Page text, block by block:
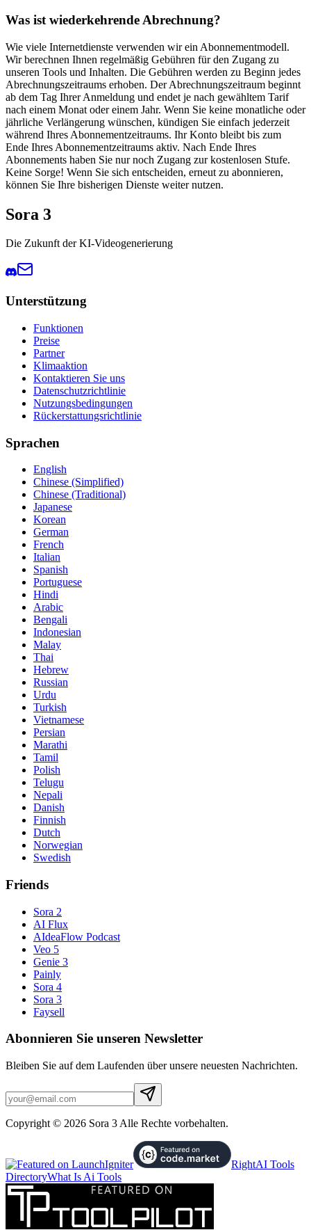
Was ist wiederkehrende Abrechnung?
Wie viele Internetdienste verwenden wir ein Abonnementmodell.
Wir berechnen Ihnen regelmäßig Gebühren für den Zugang zu
unseren Tools und Inhalten. Die Gebühren werden zu Beginn jedes
Abrechnungszeitraums erhoben. Der Abrechnungszeitraum beginnt
ab dem Tag Ihrer Anmeldung und endet je nach gewähltem Tarif
nach einem Monat oder einem Jahr. Wenn Sie keine monatliche oder
jährliche Verlängerung wünschen, kündigen Sie einfach jederzeit
während Ihres Abonnementzeitraums. Ihr Konto bleibt bis zum
Ende Ihres Abonnementzeitraums aktiv. Nach Ende Ihres
Abonnements haben Sie nur noch Zugang zur kostenlosen Stufe.
Keine Sorge! Wenn Sie sich entscheiden, erneut zu abonnieren,
können Sie Ihre bisherigen Dienste weiter nutzen.
Sora 3
Die Zukunft der KI-Videogenerierung
Unterstützung
Funktionen
Preise
Partner
Klimaaktion
Kontaktieren Sie uns
Datenschutzrichtlinie
Nutzungsbedingungen
Rückerstattungsrichtlinie
Sprachen
English
Chinese (Simplified)
Chinese (Traditional)
Japanese
Korean
German
French
Italian
Spanish
Portuguese
Hindi
Arabic
Bengali
Indonesian
Malay
Thai
Hebrew
Russian
Urdu
Turkish
Vietnamese
Persian
Marathi
Tamil
Polish
Telugu
Nepali
Danish
Finnish
Dutch
Norwegian
Swedish
Friends
Sora 2
AI Flux
AIdeaFlow Podcast
Veo 5
Genie 3
Painly
Sora 4
Sora 3
Faysell
Abonnieren Sie unseren Newsletter
Bleiben Sie auf dem Laufenden über unsere neuesten Nachrichten.
Copyright © 2026 Sora 3 Alle Rechte vorbehalten.
RightAI Tools
DirectoryWhat Is Ai Tools